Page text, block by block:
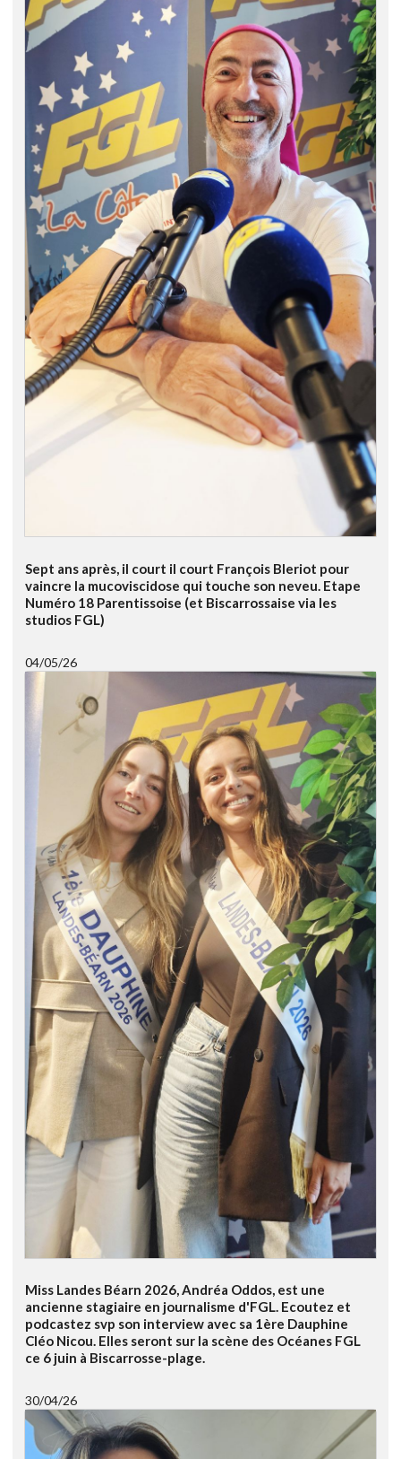
Sept ans après, il court il court François Bleriot pour
vaincre la mucoviscidose qui touche son neveu. Etape
Numéro 18 Parentissoise (et Biscarrossaise via les
studios FGL)
04/05/26
Miss Landes Béarn 2026, Andréa Oddos, est une
ancienne stagiaire en journalisme d'FGL. Ecoutez et
podcastez svp son interview avec sa 1ère Dauphine
Cléo Nicou. Elles seront sur la scène des Océanes FGL
ce 6 juin à Biscarrosse-plage.
30/04/26